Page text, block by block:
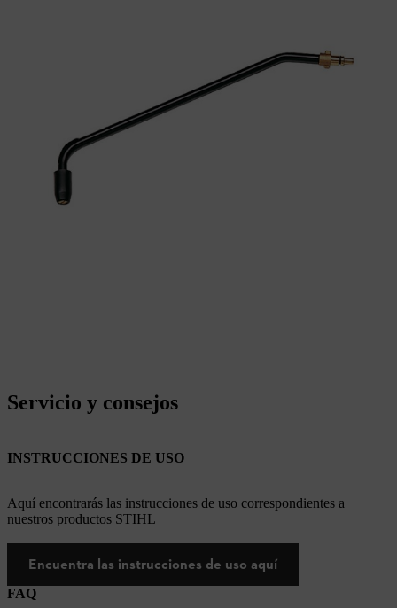
Servicio y consejos
INSTRUCCIONES DE USO
Aquí encontrarás las instrucciones de uso correspondientes a
nuestros productos STIHL
Encuentra las instrucciones de uso aquí
FAQ